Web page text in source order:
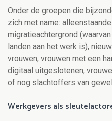
Onder de groepen die
zich met name:
migratieachtergrond
landen aan het werk is),
vrouwen, vrouwen met een
digitaal uitgeslotenen,
of nog slachtoffers van
Werkgevers als